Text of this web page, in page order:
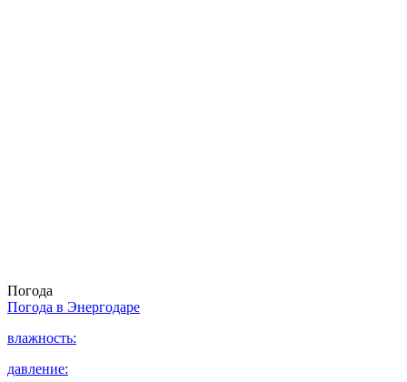
Погода
Погода в Энергодаре
влажность:
давление: